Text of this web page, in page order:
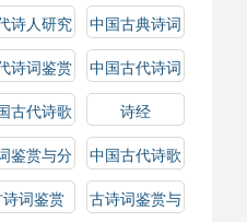
研究
诗人研究
中国古典诗词
选
诗词鉴赏
中国古代诗词
选
古代诗歌
史
诗经
鉴赏与分
析
中国古代诗歌
选
词鉴赏
古诗词鉴赏与